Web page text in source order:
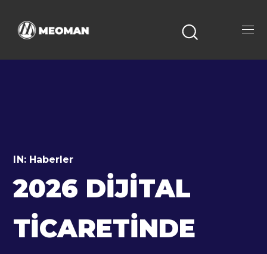
IN: Haberler
2026 DIJITAL
TICARETINDE